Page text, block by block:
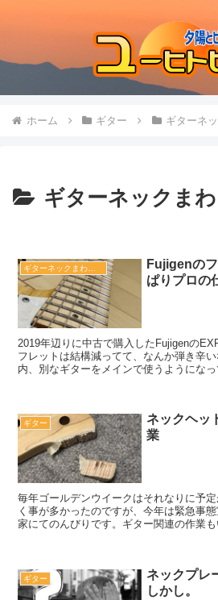
ホーム ギター ギターネ
ギターネックま
Fujigenの
ぱりプロの
2019年辺りに中古で購入したFujigenの
フレットは結構減ってて、なんか弾き辛
内、別なギターをメインで使うようにな
ギター
ネックヘッ
業
毎年ゴールデンウイークはそれなりに予
く事が多かったのですが、今年は緊急事
家にてのんびりです。ギター関連の作業
りましたので、小出しに記事にしていき
ギター
ネックプレ
しかし。